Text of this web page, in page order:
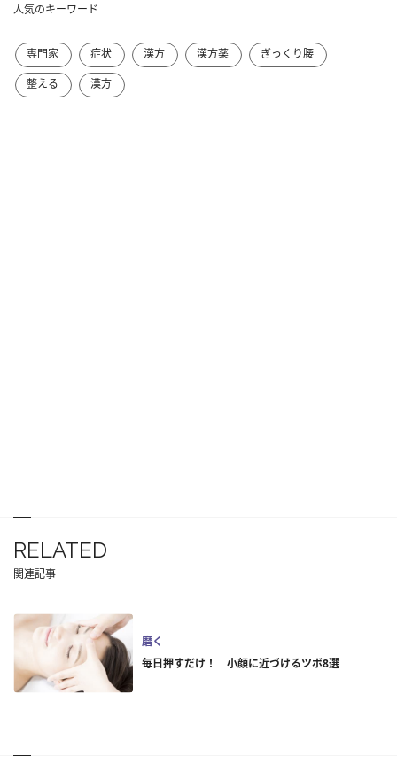
人気のキーワード
専門家 症状 漢方 漢方薬
ぎっくり腰
整える
漢方
RELATED
関連記事
磨く
毎日押すだけ！ 小顔に近づけるツボ8選